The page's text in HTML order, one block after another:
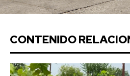
CONTENIDO